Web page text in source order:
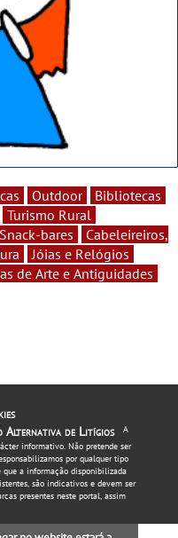
Outdoor
Bibliotecas
Turismo Rural
bares
Cabeleireiros,
Jóias e Relógios
de Arte e Antiguidades
Alternativa de Litígios
A
informativo. Não pretende ser
por qualquer tipo
que a informação disponibilizada
são indicativos e devem ser
presentes neste portal, assim